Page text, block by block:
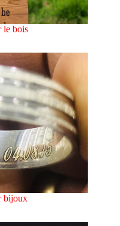
le bois
bijoux